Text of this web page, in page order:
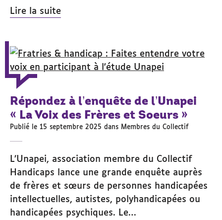
Lire la suite
Répondez à l’enquête de l’Unapei
« La Voix des Frères et Soeurs »
Publié le 15 septembre 2025 dans Membres du Collectif
L’Unapei, association membre du Collectif
Handicaps lance une grande enquête auprès
de frères et sœurs de personnes handicapées
intellectuelles, autistes, polyhandicapées ou
handicapées psychiques. Le…